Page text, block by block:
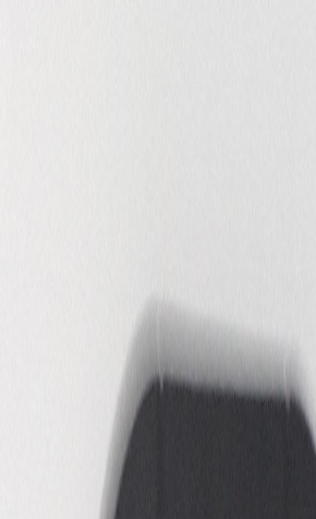
Uw mogelijkheden
OVER PODIUM MOZAÏEK
Huisgezelschappen